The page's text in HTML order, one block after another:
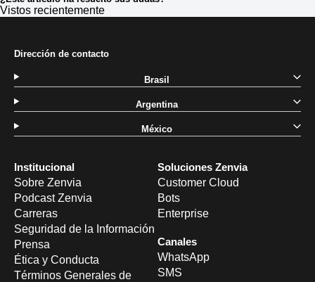
Vistos recientemente
Institucional
Sobre Zenvia
Podcast Zenvia
Carreras
Seguridad de la Información
Prensa
Ética y Conducta
Términos Generales de
Soluciones Zenvia
Customer Cloud
Bots
Enterprise
Canales
WhatsApp
SMS
Dirección de contacto
Brasil
Argentina
México